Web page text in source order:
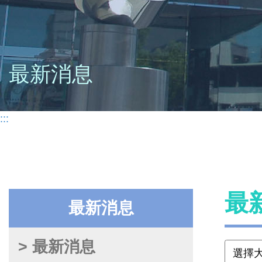
最新消息
:::
最新消息
> 最新消息
最